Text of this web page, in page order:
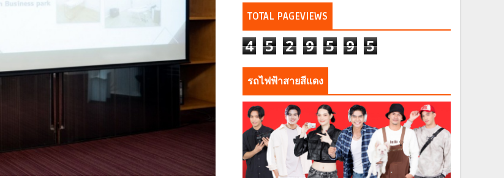
TOTAL PAGEVIEWS
4 5 2 9 5 9 5
รถไฟฟ้าสายสีแดง